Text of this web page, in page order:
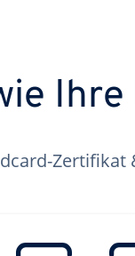
Ihre
Zertifikat